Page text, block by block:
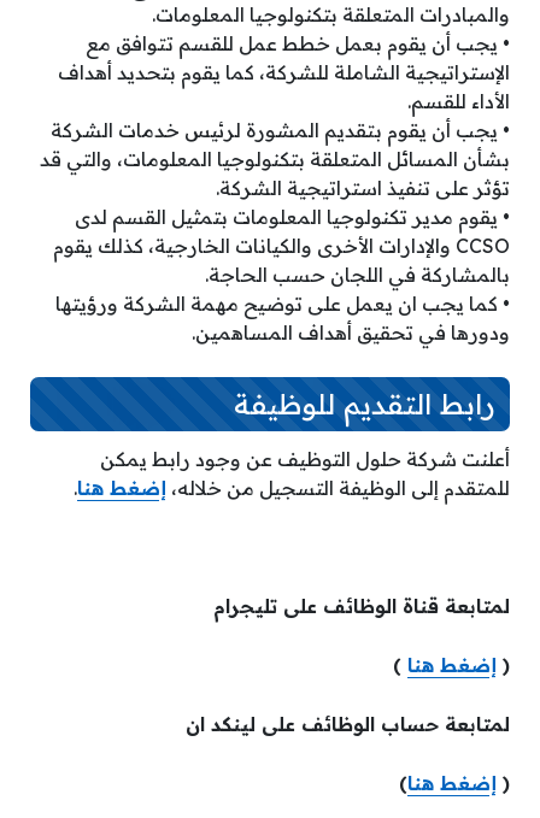
والمبادرات المتعلقة بتكنولوجيا المعلومات.
• يجب أن يقوم بعمل خطط عمل للقسم تتوافق مع
الإستراتيجية الشاملة للشركة، كما يقوم بتحديد أهداف
الأداء للقسم.
• يجب أن يقوم بتقديم المشورة لرئيس خدمات الشركة
بشأن المسائل المتعلقة بتكنولوجيا المعلومات، والتي قد
تؤثر على تنفيذ استراتيجية الشركة.
• يقوم مدير تكنولوجيا المعلومات بتمثيل القسم لدى
CCSO والإدارات الأخرى والكيانات الخارجية، كذلك يقوم
بالمشاركة في اللجان حسب الحاجة.
• كما يجب ان يعمل على توضيح مهمة الشركة ورؤيتها
ودورها في تحقيق أهداف المساهمين.
رابط التقديم للوظيفة
أعلنت شركة حلول التوظيف عن وجود رابط يمكن
للمتقدم إلى الوظيفة التسجيل من خلاله، إضغط هنا.
لمتابعة قناة الوظائف على تليجرام
( إضغط هنا )
لمتابعة حساب الوظائف على لينكد ان
( إضغط هنا)